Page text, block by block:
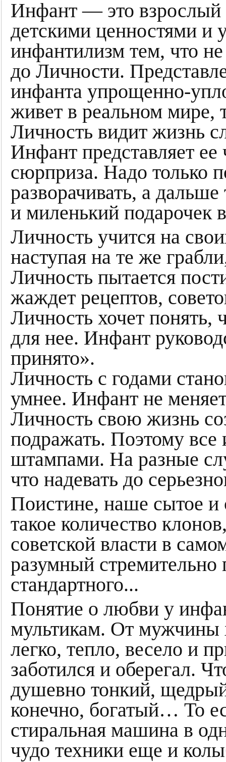
Инфант — это взрослый
детскими ценностями и
инфантилизм тем, что
до Личности.
инфанта упрощенно-
живет в реальном
Личность видит жизнь
Инфант представляет
сюрприза. Надо только
разворачивать, а
и миленький подарочек
Личность учится на
наступая на те же
Личность пытается
жаждет рецептов,
Личность хочет понять,
для нее. Инфант
принято».
Личность с годами
умнее. Инфант не
Личность свою жизнь
подражать. Поэтому
штампами. На разные
что надевать до
Поистине, наше сытое и
такое количество
советской власти в
разумный стремительно
стандартного...
Понятие о любви у
мультикам. От мужчины
легко, тепло, весело и
заботился и оберегал.
душевно тонкий,
конечно, богатый… То
стиральная машина в
чудо техники еще и